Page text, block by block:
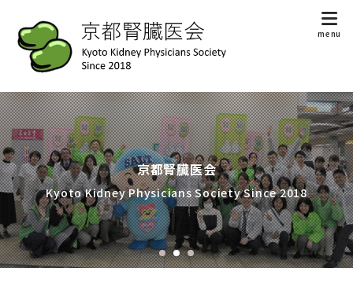
京都腎臓医会
Kyoto Kidney Physicians Society Since 2018